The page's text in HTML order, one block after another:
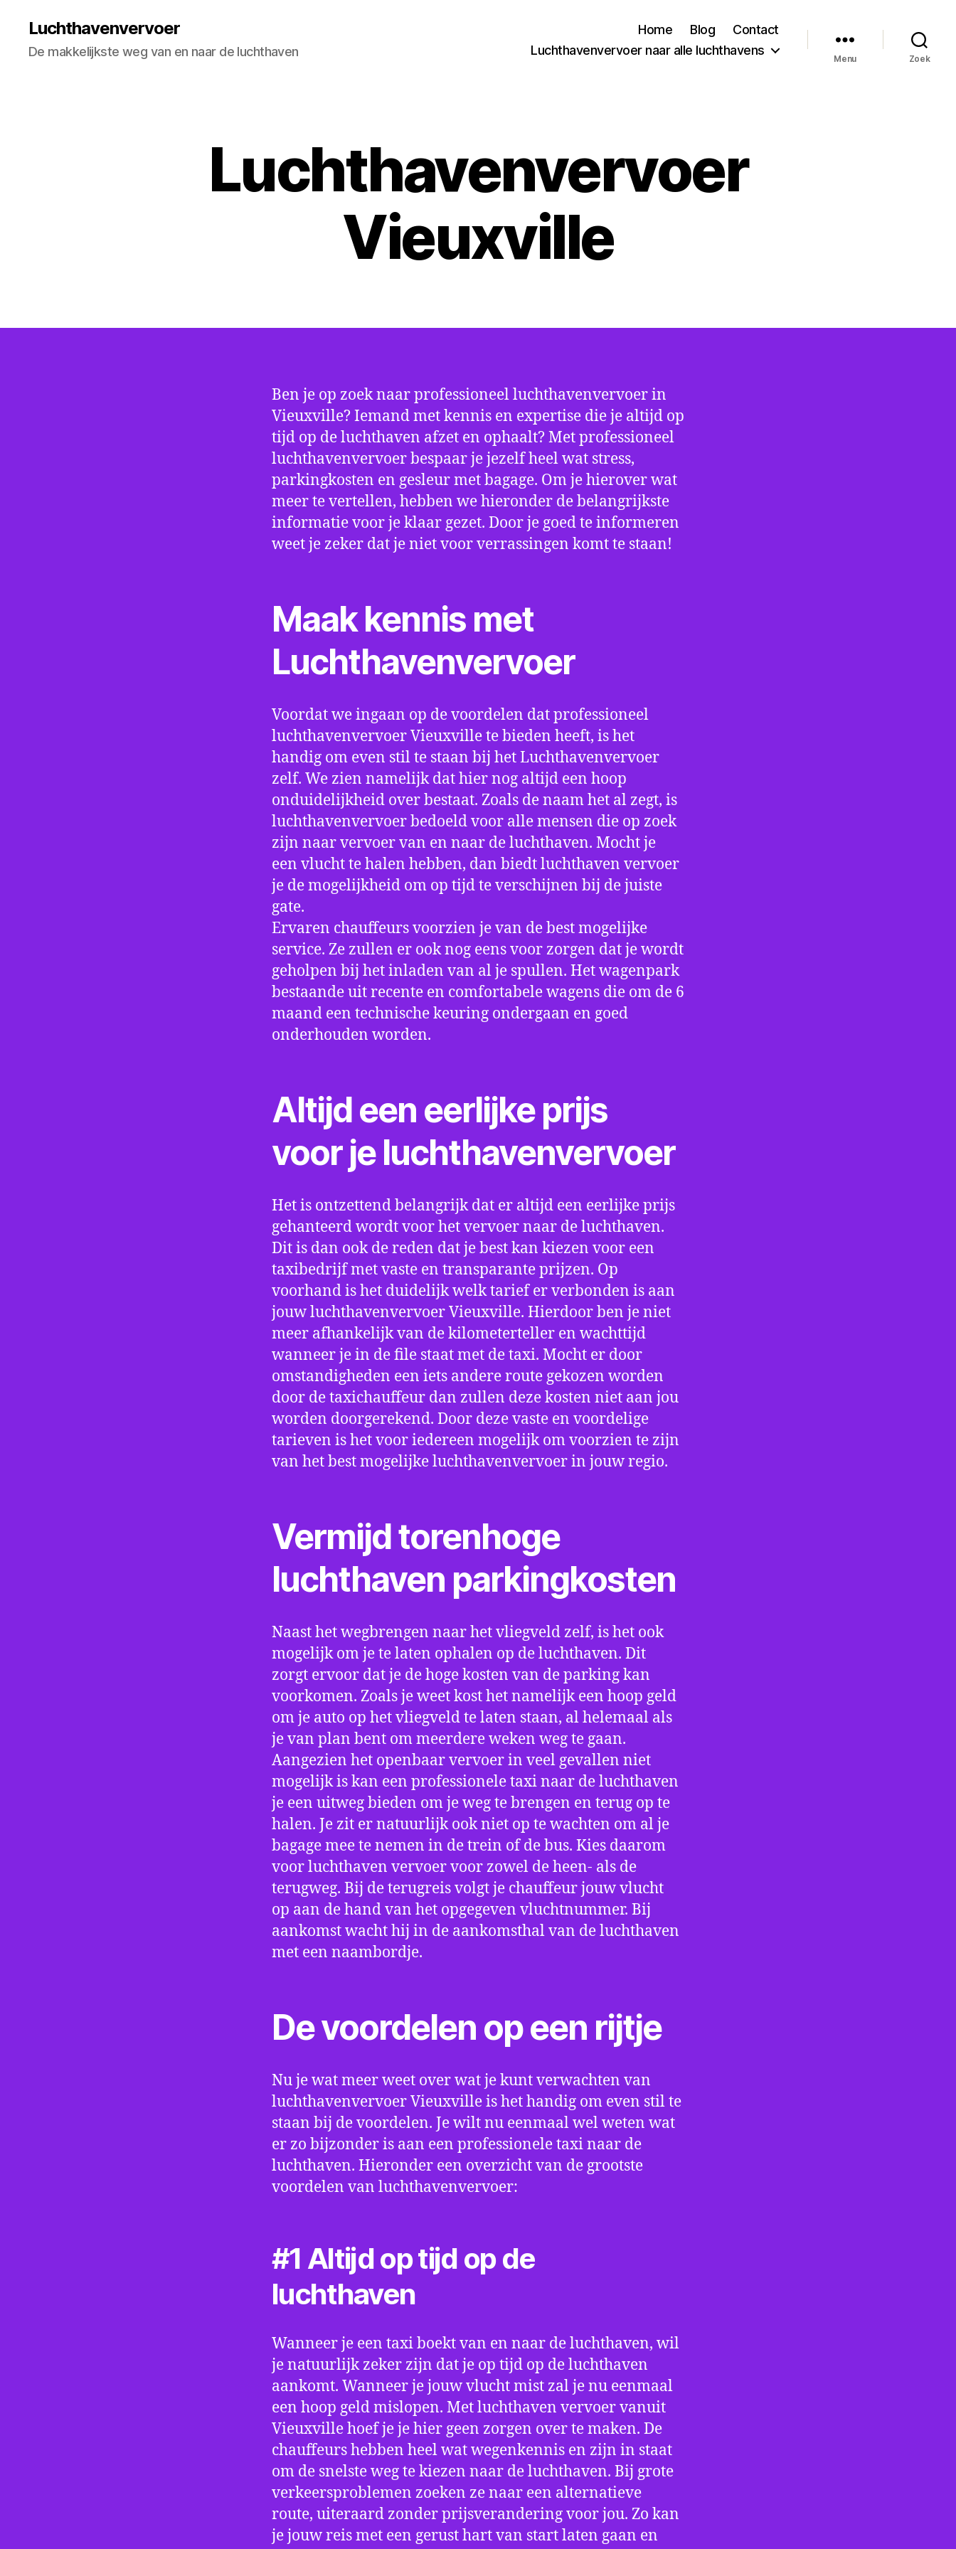
Luchthavenvervoer
De makkelijkste weg van en naar de luchthaven
Home Blog
Contact
Luchthavenvervoer naar alle luchthavens
Menu Zoek
Luchthavenvervoer
Vieuxville
Ben je op zoek naar professioneel luchthavenvervoer in
Vieuxville? Iemand met kennis en expertise die je altijd op
tijd op de luchthaven afzet en ophaalt? Met professioneel
luchthavenvervoer bespaar je jezelf heel wat stress,
parkingkosten en gesleur met bagage. Om je hierover wat
meer te vertellen, hebben we hieronder de belangrijkste
informatie voor je klaar gezet. Door je goed te informeren
weet je zeker dat je niet voor verrassingen komt te staan!
Maak kennis met
Luchthavenvervoer
Voordat we ingaan op de voordelen dat professioneel
luchthavenvervoer Vieuxville te bieden heeft, is het
handig om even stil te staan bij het Luchthavenvervoer
zelf. We zien namelijk dat hier nog altijd een hoop
onduidelijkheid over bestaat. Zoals de naam het al zegt, is
luchthavenvervoer bedoeld voor alle mensen die op zoek
zijn naar vervoer van en naar de luchthaven. Mocht je
een vlucht te halen hebben, dan biedt luchthaven vervoer
je de mogelijkheid om op tijd te verschijnen bij de juiste
gate.
Ervaren chauffeurs voorzien je van de best mogelijke
service. Ze zullen er ook nog eens voor zorgen dat je wordt
geholpen bij het inladen van al je spullen. Het wagenpark
bestaande uit recente en comfortabele wagens die om de 6
maand een technische keuring ondergaan en goed
onderhouden worden.
Altijd een eerlijke prijs
voor je luchthavenvervoer
Het is ontzettend belangrijk dat er altijd een eerlijke prijs
gehanteerd wordt voor het vervoer naar de luchthaven.
Dit is dan ook de reden dat je best kan kiezen voor een
taxibedrijf met vaste en transparante prijzen. Op
voorhand is het duidelijk welk tarief er verbonden is aan
jouw luchthavenvervoer Vieuxville. Hierdoor ben je niet
meer afhankelijk van de kilometerteller en wachttijd
wanneer je in de file staat met de taxi. Mocht er door
omstandigheden een iets andere route gekozen worden
door de taxichauffeur dan zullen deze kosten niet aan jou
worden doorgerekend. Door deze vaste en voordelige
tarieven is het voor iedereen mogelijk om voorzien te zijn
van het best mogelijke luchthavenvervoer in jouw regio.
Vermijd torenhoge
luchthaven parkingkosten
Naast het wegbrengen naar het vliegveld zelf, is het ook
mogelijk om je te laten ophalen op de luchthaven. Dit
zorgt ervoor dat je de hoge kosten van de parking kan
voorkomen. Zoals je weet kost het namelijk een hoop geld
om je auto op het vliegveld te laten staan, al helemaal als
je van plan bent om meerdere weken weg te gaan.
Aangezien het openbaar vervoer in veel gevallen niet
mogelijk is kan een professionele taxi naar de luchthaven
je een uitweg bieden om je weg te brengen en terug op te
halen. Je zit er natuurlijk ook niet op te wachten om al je
bagage mee te nemen in de trein of de bus. Kies daarom
voor luchthaven vervoer voor zowel de heen- als de
terugweg. Bij de terugreis volgt je chauffeur jouw vlucht
op aan de hand van het opgegeven vluchtnummer. Bij
aankomst wacht hij in de aankomsthal van de luchthaven
met een naambordje.
De voordelen op een rijtje
Nu je wat meer weet over wat je kunt verwachten van
luchthavenvervoer Vieuxville is het handig om even stil te
staan bij de voordelen. Je wilt nu eenmaal wel weten wat
er zo bijzonder is aan een professionele taxi naar de
luchthaven. Hieronder een overzicht van de grootste
voordelen van luchthavenvervoer:
#1 Altijd op tijd op de
luchthaven
Wanneer je een taxi boekt van en naar de luchthaven, wil
je natuurlijk zeker zijn dat je op tijd op de luchthaven
aankomt. Wanneer je jouw vlucht mist zal je nu eenmaal
een hoop geld mislopen. Met luchthaven vervoer vanuit
Vieuxville hoef je je hier geen zorgen over te maken. De
chauffeurs hebben heel wat wegenkennis en zijn in staat
om de snelste weg te kiezen naar de luchthaven. Bij grote
verkeersproblemen zoeken ze naar een alternatieve
route, uiteraard zonder prijsverandering voor jou. Zo kan
je jouw reis met een gerust hart van start laten gaan en